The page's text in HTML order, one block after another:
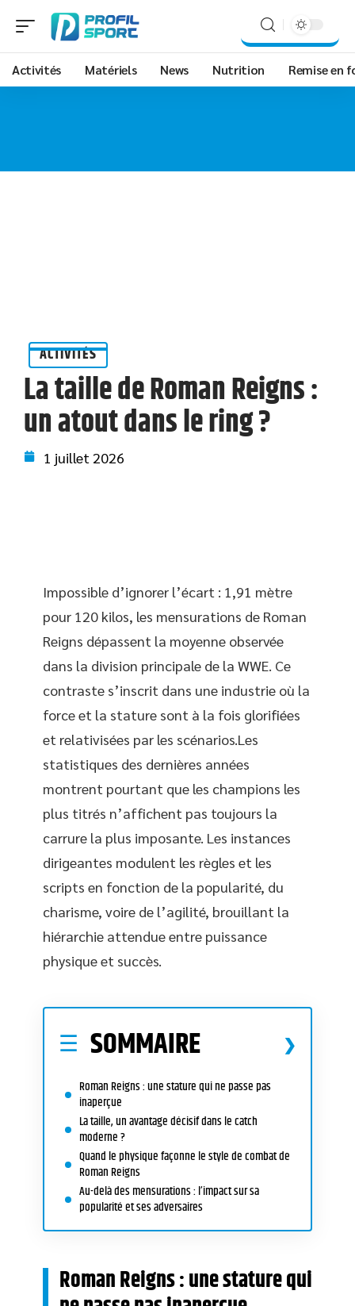
Activités Matériels News Nutrition Remise en
ACTIVITÉS
La taille de Roman Reigns :
un atout dans le ring ?
1 juillet 2026
Impossible d’ignorer l’écart : 1,91 mètre
pour 120 kilos, les mensurations de Roman
Reigns dépassent la moyenne observée
dans la division principale de la WWE. Ce
contraste s’inscrit dans une industrie où la
force et la stature sont à la fois glorifiées
et relativisées par les scénarios.Les
statistiques des dernières années
montrent pourtant que les champions les
plus titrés n’affichent pas toujours la
carrure la plus imposante. Les instances
dirigeantes modulent les règles et les
scripts en fonction de la popularité, du
charisme, voire de l’agilité, brouillant la
hiérarchie attendue entre puissance
physique et succès.
SOMMAIRE
Roman Reigns : une stature qui ne passe pas
inaperçue
La taille, un avantage décisif dans le catch
moderne ?
Quand le physique façonne le style de combat de
Roman Reigns
Au-delà des mensurations : l’impact sur sa
popularité et ses adversaires
Roman Reigns : une stature qui